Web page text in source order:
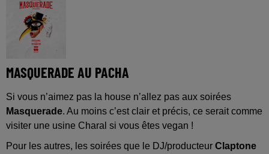
MASQUERADE AU PACHA
Si vous n’aimez pas la house n’allez pas aux soirées
Masquerade. Au moins c’est clair et précis, ce serait comme
visiter une usine Charal si vous êtes vegan !
Pour les autres, les soirées que le DJ/producteur Claptone